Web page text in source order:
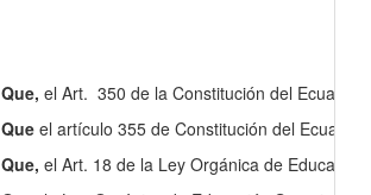
Que, el Art. 350 de la Constitución del Ecuador
Que el artículo 355 de Constitución del
Que, el Art. 18 de la Ley Orgánica de